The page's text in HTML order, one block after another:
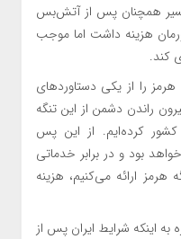
همچنان پس از آتش‌بس
هزینه داشت اما موجب
کند.
را از یکی دستاوردهای
راندن دشمن از این تنگه
کرده‌ایم. از این پس
بود و در برابر خدماتی
ارائه می‌کنیم، هزینه
اینکه شرایط ایران پس از